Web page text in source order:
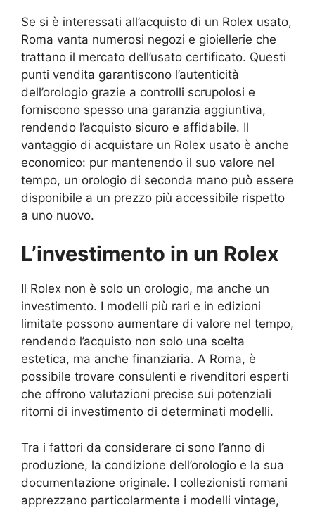
Se si è interessati all’acquisto di un Rolex usato,
Roma vanta numerosi negozi e gioiellerie che
trattano il mercato dell’usato certificato. Questi
punti vendita garantiscono l’autenticità
dell’orologio grazie a controlli scrupolosi e
forniscono spesso una garanzia aggiuntiva,
rendendo l’acquisto sicuro e affidabile. Il
vantaggio di acquistare un Rolex usato è anche
economico: pur mantenendo il suo valore nel
tempo, un orologio di seconda mano può essere
disponibile a un prezzo più accessibile rispetto
a uno nuovo.
L’investimento in un Rolex
Il Rolex non è solo un orologio, ma anche un
investimento. I modelli più rari e in edizioni
limitate possono aumentare di valore nel tempo,
rendendo l’acquisto non solo una scelta
estetica, ma anche finanziaria. A Roma, è
possibile trovare consulenti e rivenditori esperti
che offrono valutazioni precise sui potenziali
ritorni di investimento di determinati modelli.
Tra i fattori da considerare ci sono l’anno di
produzione, la condizione dell’orologio e la sua
documentazione originale. I collezionisti romani
apprezzano particolarmente i modelli vintage,